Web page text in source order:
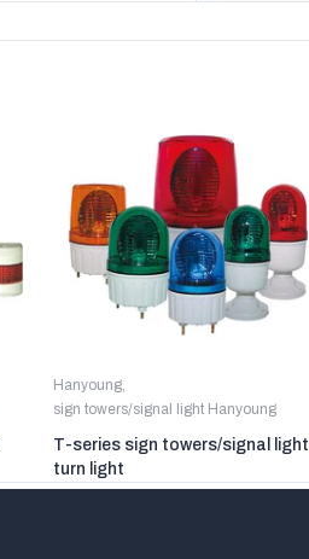
Hanyoung,
sign towers/signal light Hanyoung
T-series sign towers/signal light
turn light